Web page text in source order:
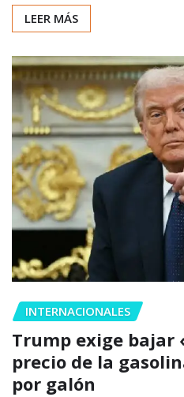
LEER MÁS
INTERNACIONALES
Trump exige bajar
precio de la
por galón